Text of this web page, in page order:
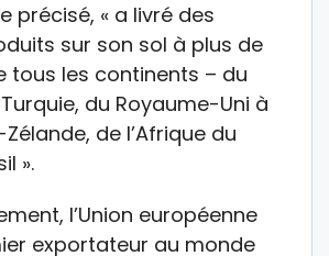
précisé, « a livré des
sur son sol à plus de
tous les continents – du
du Royaume-Uni à
de l’Afrique du
».
l’Union européenne
exportateur au monde